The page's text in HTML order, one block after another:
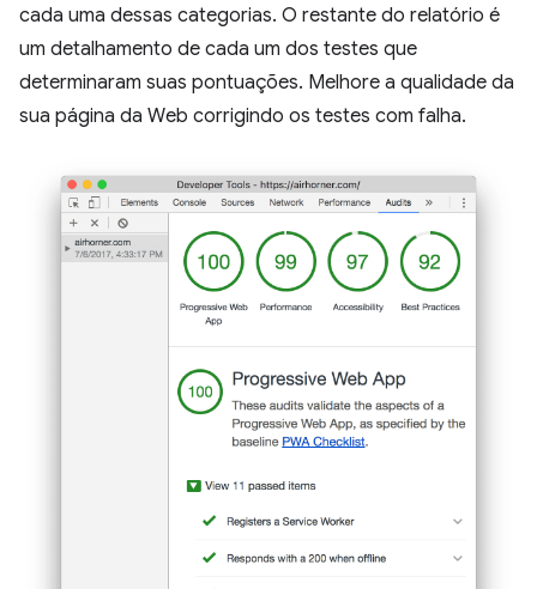
cada uma dessas categorias. O restante do relatório é
um detalhamento de cada um dos testes que
determinaram suas pontuações. Melhore a qualidade da
sua página da Web corrigindo os testes com falha.